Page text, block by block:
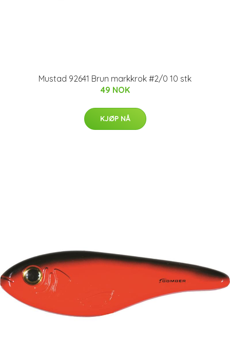
Mustad 92641 Brun markkrok #2/0 10 stk
49 NOK
KJØP NÅ